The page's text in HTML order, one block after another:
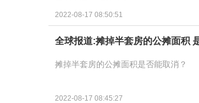
2022-08-17 08:50:51
全球报道:摊掉半套房的公摊面积
摊掉半套房的公摊面积是否能取消？
2022-08-17 08:45:27